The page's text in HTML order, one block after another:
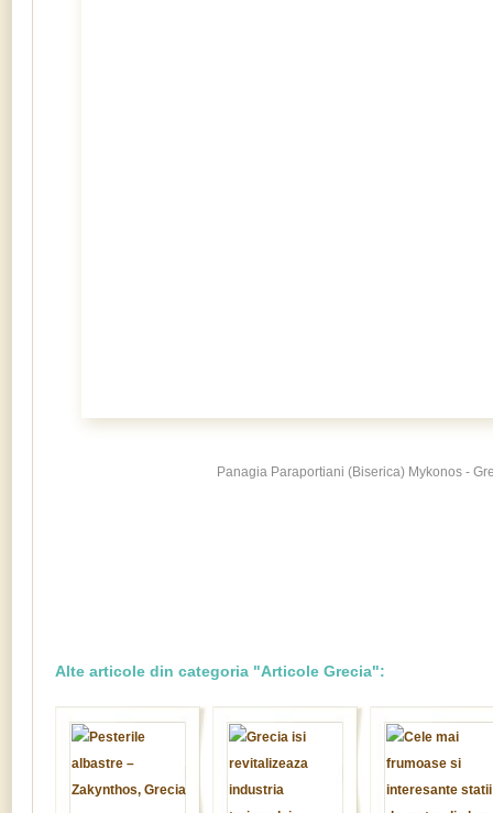
Panagia Paraportiani (Biserica) Mykonos -
Alte articole din categoria "Articole Grecia":